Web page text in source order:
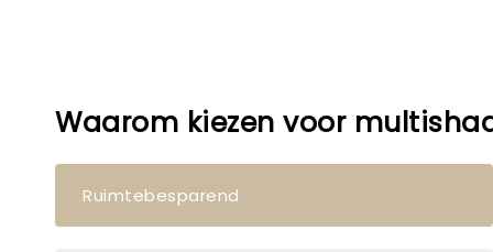
Waarom kiezen voor
Ruimtebesparend